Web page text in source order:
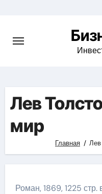
content
Лев
мир
Главная Лев
Роман, 1869, 1225